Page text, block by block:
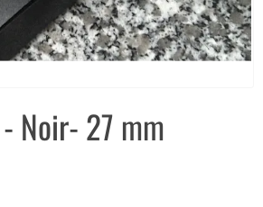
Noir- 27 mm